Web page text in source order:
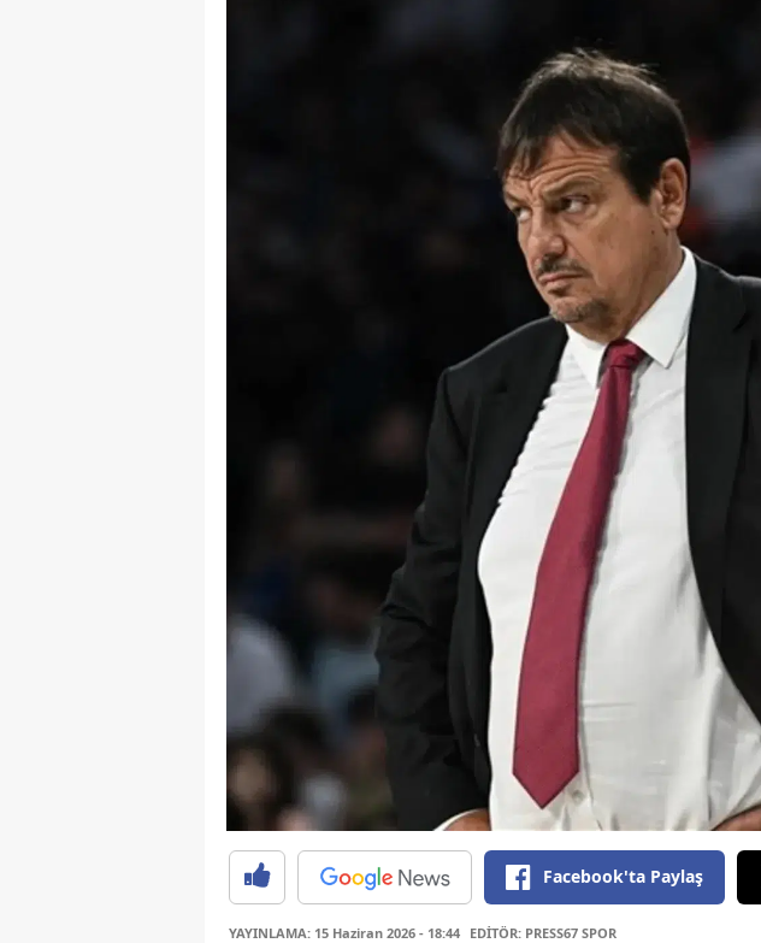
Facebook'ta Paylaş
YAYINLAMA: 15 Haziran 2026 - 18:44 EDİTÖR: PRESS67 SPOR